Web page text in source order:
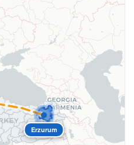
Erzurum